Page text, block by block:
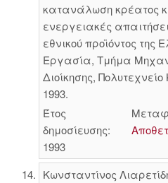
κατανάλωση κρέατος
ενεργειακές
εθνικού προϊόντος
Εργασία, Τμήμα
Διοίκησης,
1993.
Έτος
δημοσίευσης:
1993
Κωνσταντίνος